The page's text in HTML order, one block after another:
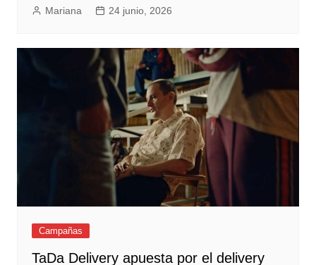
Mariana 24 junio, 2026
Campañas
TaDa Delivery apuesta por el delivery